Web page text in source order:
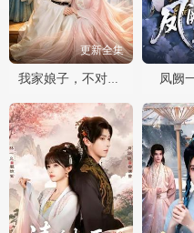
更新全集
凤阙